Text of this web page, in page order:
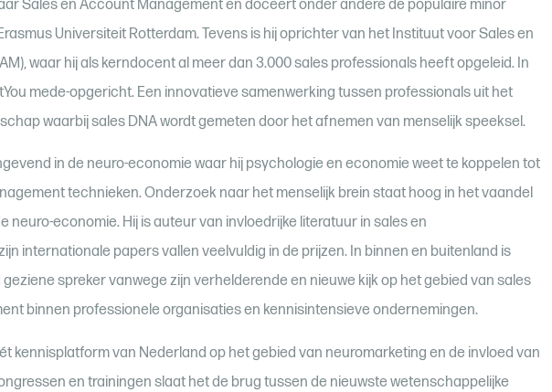
Sales en Account Management en doceert onder andere de populaire minor
Universiteit Rotterdam. Tevens is hij oprichter van het Instituut voor Sales en
waar hij als kerndocent al meer dan 3.000 sales professionals heeft opgeleid. In
mede-opgericht. Een innovatieve samenwerking tussen professionals uit het
waarbij sales DNA wordt gemeten door het afnemen van menselijk speeksel.
in de neuro-economie waar hij psychologie en economie weet te koppelen tot
technieken. Onderzoek naar het menselijk brein staat hoog in het vaandel
neuro-economie. Hij is auteur van invloedrijke literatuur in sales en
internationale papers vallen veelvuldig in de prijzen. In binnen en buitenland is
spreker vanwege zijn verhelderende en nieuwe kijk op het gebied van sales
binnen professionele organisaties en kennisintensieve ondernemingen.
kennisplatform van Nederland op het gebied van neuromarketing en de invloed van
en trainingen slaat het de brug tussen de nieuwste wetenschappelijke